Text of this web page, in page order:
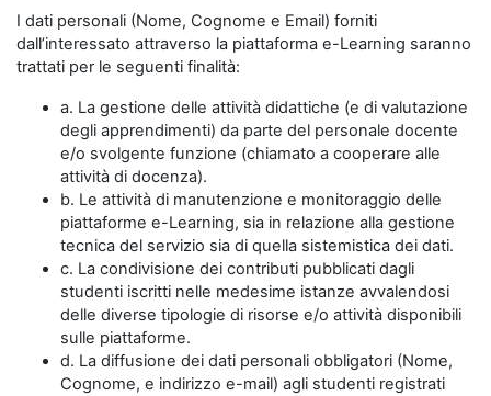
I dati personali (Nome, Cognome e Email) forniti
dall’interessato attraverso la piattaforma e-Learning saranno
trattati per le seguenti finalità:
a. La gestione delle attività didattiche (e di valutazione
degli apprendimenti) da parte del personale docente
e/o svolgente funzione (chiamato a cooperare alle
attività di docenza).
b. Le attività di manutenzione e monitoraggio delle
piattaforme e-Learning, sia in relazione alla gestione
tecnica del servizio sia di quella sistemistica dei dati.
c. La condivisione dei contributi pubblicati dagli
studenti iscritti nelle medesime istanze avvalendosi
delle diverse tipologie di risorse e/o attività disponibili
sulle piattaforme.
d. La diffusione dei dati personali obbligatori (Nome,
Cognome, e indirizzo e-mail) agli studenti registrati